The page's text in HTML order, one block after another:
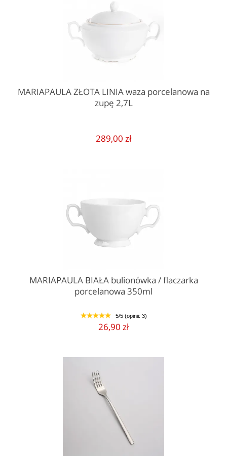
MARIAPAULA ZŁOTA LINIA waza porcelanowa na
zupę 2,7L
289,00 zł
MARIAPAULA BIAŁA bulionówka / flaczarka
porcelanowa 350ml
1 2 3 4 5 5/5 (opinii: 3)
26,90 zł